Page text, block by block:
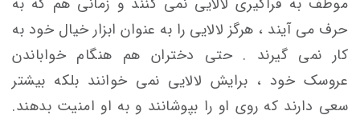
حرف می آیند ، هرگز لالایی را به عنوان ابزار خیال خود به
کار نمی گیرند . حتی دختران هم هنگام خواباندن
عروسک خود ، برایش لالایی نمی خوانند بلکه بیشتر
سعی دارند که روی او را بپوشانند و به او امنیت بدهند.